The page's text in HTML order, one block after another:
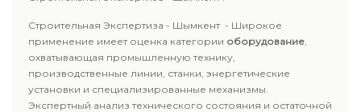
Строительная Экспертиза - Шымкент - Широкое
применение имеет оценка категории оборудование,
охватывающая промышленную технику,
производственные линии, станки, энергетические
установки и специализированные механизмы.
Экспертный анализ технического состояния и остаточной